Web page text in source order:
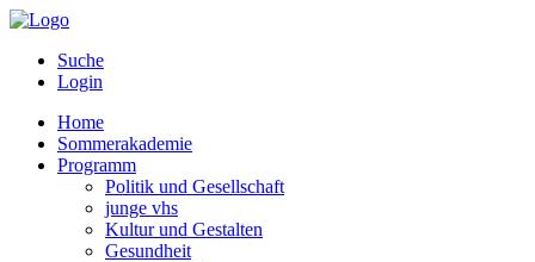
Suche
Login
Home
Sommerakademie
Programm
Politik und Gesellschaft
junge vhs
Kultur und Gestalten
Gesundheit